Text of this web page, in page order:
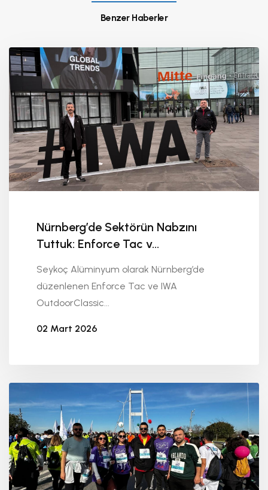
Benzer Haberler
Nürnberg’de Sektörün Nabzını
Tuttuk: Enforce Tac v...
Seykoç Alüminyum olarak Nürnberg’de
düzenlenen Enforce Tac ve IWA
OutdoorClassic...
02 Mart 2026